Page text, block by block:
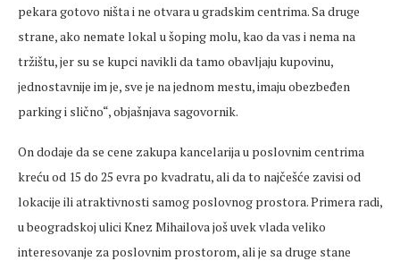
pekara gotovo ništa i ne otvara u gradskim centrima. Sa druge
strane, ako nemate lokal u šoping molu, kao da vas i nema na
tržištu, jer su se kupci navikli da tamo obavljaju kupovinu,
jednostavnije im je, sve je na jednom mestu, imaju obezbeđen
parking i slično“, objašnjava sagovornik.
On dodaje da se cene zakupa kancelarija u poslovnim centrima
kreću od 15 do 25 evra po kvadratu, ali da to najčešće zavisi od
lokacije ili atraktivnosti samog poslovnog prostora. Primera radi,
u beogradskoj ulici Knez Mihailova još uvek vlada veliko
interesovanje za poslovnim prostorom, ali je sa druge stane